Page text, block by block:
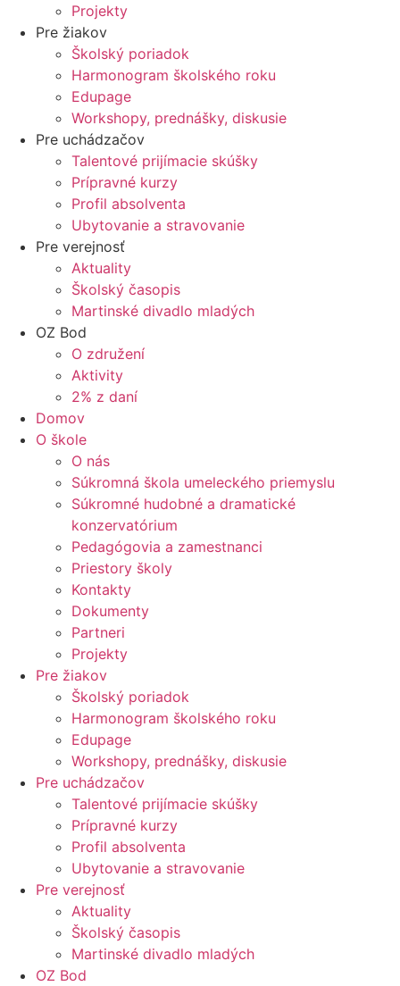
Projekty
Pre žiakov
Školský poriadok
Harmonogram školského roku
Edupage
Workshopy, prednášky, diskusie
Pre uchádzačov
Talentové prijímacie skúšky
Prípravné kurzy
Profil absolventa
Ubytovanie a stravovanie
Pre verejnosť
Aktuality
Školský časopis
Martinské divadlo mladých
OZ Bod
O združení
Aktivity
2% z daní
Domov
O škole
O nás
Súkromná škola umeleckého priemyslu
Súkromné hudobné a dramatické
konzervatórium
Pedagógovia a zamestnanci
Priestory školy
Kontakty
Dokumenty
Partneri
Projekty
Pre žiakov
Školský poriadok
Harmonogram školského roku
Edupage
Workshopy, prednášky, diskusie
Pre uchádzačov
Talentové prijímacie skúšky
Prípravné kurzy
Profil absolventa
Ubytovanie a stravovanie
Pre verejnosť
Aktuality
Školský časopis
Martinské divadlo mladých
OZ Bod